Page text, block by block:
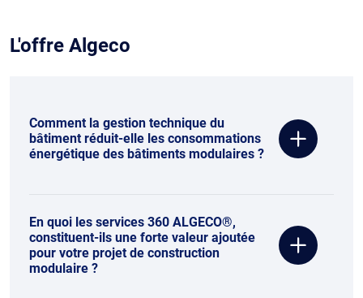
L'offre Algeco
Comment la gestion technique du
bâtiment réduit-elle les consommations
énergétique des bâtiments modulaires ?
En quoi les services 360 ALGECO®,
constituent-ils une forte valeur ajoutée
pour votre projet de construction
modulaire ?